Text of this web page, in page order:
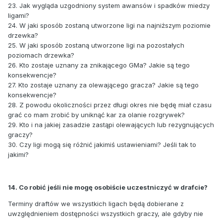
23. Jak wygląda uzgodniony system awansów i spadków miedzy
ligami?
24. W jaki sposób zostaną utworzone ligi na najniższym poziomie
drzewka?
25. W jaki sposób zostaną utworzone ligi na pozostałych
poziomach drzewka?
26. Kto zostaje uznany za znikającego GMa? Jakie są tego
konsekwencje?
27. Kto zostaje uznany za olewającego gracza? Jakie są tego
konsekwencje?
28. Z powodu okoliczności przez długi okres nie będę miał czasu
grać co mam zrobić by uniknąć kar za olanie rozgrywek?
29. Kto i na jakiej zasadzie zastąpi olewających lub rezygnujących
graczy?
30. Czy ligi mogą się różnić jakimiś ustawieniami? Jeśli tak to
jakimi?
14. Co robić jeśli nie mogę osobiście uczestniczyć w drafcie?
Terminy draftów we wszystkich ligach będą dobierane z
uwzględnieniem dostępności wszystkich graczy, ale gdyby nie